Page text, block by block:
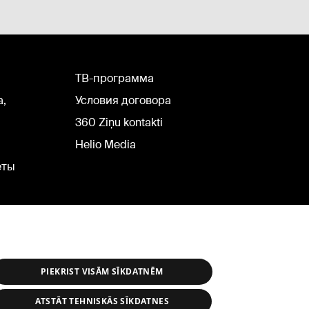
TВ-программа
Условия договора
360 Ziņu kontakti
Helio Media
PIEKRIST VISĀM SĪKDATNĒM
ATSTĀT TEHNISKĀS SĪKDATNES